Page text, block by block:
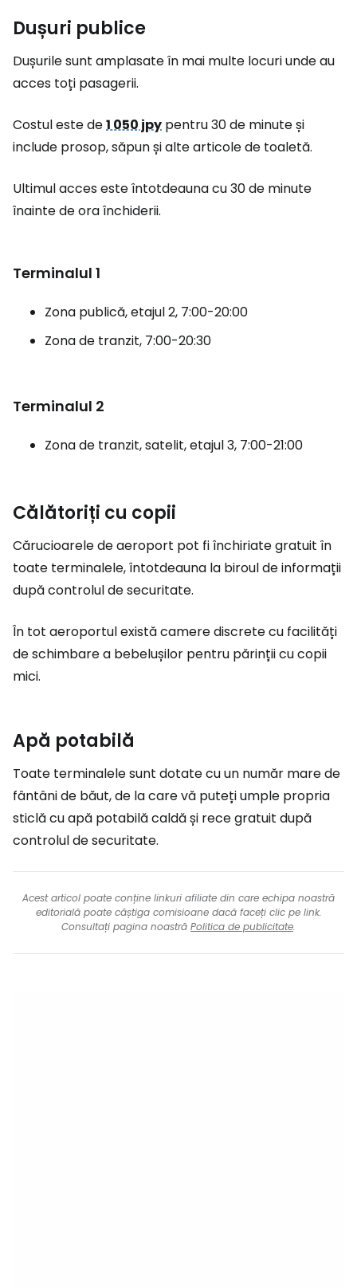
Dușuri publice
Dușurile sunt amplasate în mai multe locuri unde au
acces toți pasagerii.
Costul este de1 050 jpy pentru 30 de minute și
include prosop, săpun și alte articole de toaletă.
Ultimul acces este întotdeauna cu 30 de minute
înainte de ora închiderii.
Terminalul 1
Zona publică, etajul 2, 7:00-20:00
Zona de tranzit, 7:00-20:30
Terminalul 2
Zona de tranzit, satelit, etajul 3, 7:00-21:00
Călătoriți cu copii
Cărucioarele de aeroport pot fi închiriate gratuit în
toate terminalele, întotdeauna la biroul de informații
după controlul de securitate.
În tot aeroportul există camere discrete cu facilități
de schimbare a bebelușilor pentru părinții cu copii
mici.
Apă potabilă
Toate terminalele sunt dotate cu un număr mare de
fântâni de băut, de la care vă puteți umple propria
sticlă cu apă potabilă caldă și rece gratuit după
controlul de securitate.
Acest articol poate conține linkuri afiliate din care echipa noastră
editorială poate câștiga comisioane dacă faceți clic pe link.
Consultați pagina noastră Politica de publicitate.